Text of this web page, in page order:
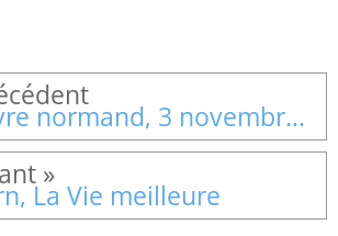
Salon du livre normand, 3 novembre 2024
La Vie meilleure